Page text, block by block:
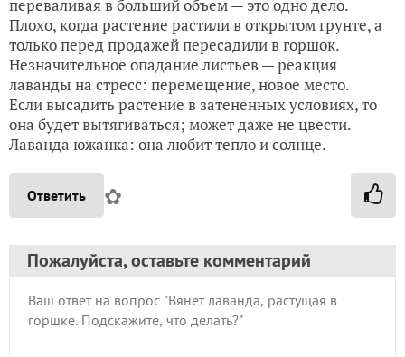
переваливая в больший объем — это одно дело.
Плохо, когда растение растили в открытом грунте, а
только перед продажей пересадили в горшок.
Незначительное опадание листьев — реакция
лаванды на стресс: перемещение, новое место.
Если высадить растение в затененных условиях, то
она будет вытягиваться; может даже не цвести.
Лаванда южанка: она любит тепло и солнце.
Ответить ✿
Пожалуйста, оставьте комментарий